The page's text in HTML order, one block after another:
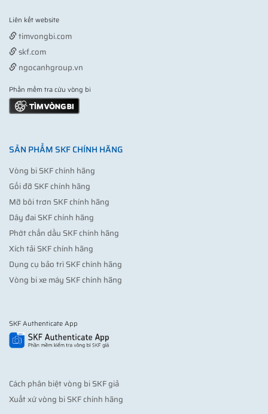
Liên kết website
timvongbi.com
skf.com
ngocanhgroup.vn
Phần mềm tra cứu vòng bi
SẢN PHẨM SKF CHÍNH HÃNG
Vòng bi SKF chính hãng
Gối đỡ SKF chính hãng
Mỡ bôi trơn SKF chính hãng
Dây đai SKF chính hãng
Phớt chắn dầu SKF chính hãng
Xích tải SKF chính hãng
Dụng cụ bảo trì SKF chính hãng
Vòng bi xe máy SKF chính hãng
SKF Authenticate App
Cách phân biệt vòng bi SKF giả
Xuất xứ vòng bi SKF chính hãng